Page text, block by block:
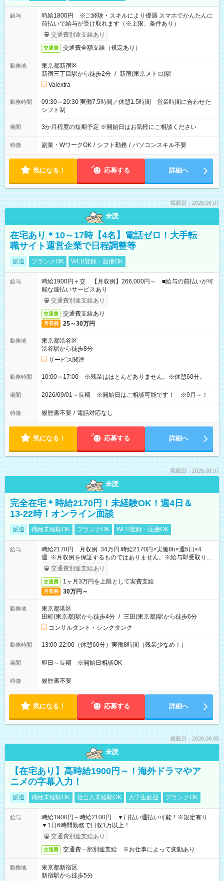
給与
時給1800円 ※ご経験・スキルにより優遇 スマホでかんたんに
前払いで給与が受け取れます（※上限、条件あり）
交通費別途支給あり
交通費 交通費全額支給（規定あり）
勤務地
東京都新宿区
新宿三丁目駅から徒歩2分 / 新宿(東京メトロ)駅
Valextra
勤務時間
09:30～20:30 実働7.5時間／休憩1.5時間 営業時間に合わせた
シフト制
期間 3か月程度の短期予定 ※開始日はお気軽にご相談ください
特徴 副業・WワークOK / シフト勤務 / パソコンスキル不要
気になる！ 応募する 詳細へ
掲載日：2026.08.07
未読
在宅あり＊10～17時【4名】電話ゼロ！大手転
職サイト運営企業で日程調整等
派遣 ブランクOK WEB登録・面接OK
給与
時給1900円＋交 【月収例】266,000円～ ■給与の前払いが可
能な速払いサービスあり
交通費別途支給あり
交通費 交通費支給あり
月収例 25～30万円
勤務地
東京都渋谷区
渋谷駅から徒歩8分
サービス関連
勤務時間 10:00～17:00 ※残業はほとんどありません。※休憩60分。
期間 2026/09/01～長期 ※開始日はご相談可能です！ ※9月～！
特徴 履歴書不要 / 電話対応なし
気になる！ 応募する 詳細へ
掲載日：2026.08.07
未読
完全在宅＊時給2170円！未経験OK！週4日＆
13-22時！オンライン面談
派遣 職種未経験OK ブランクOK WEB登録・面接OK
給与
時給2170円 月収例 34万円 時給2170円×実働8h×週5日×4
週 ※月収例を保証するものではありません。※給与即受取りサ
ービス利用可（利用条件有）
交通費別途支給あり
交通費 1ヶ月3万円を上限として実費支給
月収例 30万円～
勤務地
東京都港区
田町(東京都)駅から徒歩4分 / 三田(東京都)駅から徒歩6分
コンサルタント・シンクタンク
勤務時間 13:00-22:00（休憩60分）実働8時間（残業少なめ！）
期間 即日～長期 ※開始日相談OK
特徴 履歴書不要
気になる！ 応募する 詳細へ
掲載日：2026.08.05
未読
【在宅あり】高時給1900円～！海外ドラマやア
ニメの字幕入力！
派遣 職種未経験OK 社会人未経験OK 大学生歓迎 ブランクOK
給与
時給1900円～時給2100円 ▼日払い週払い可能！※規定有り
▼1日6時間勤務で日収1万以上！
交通費別途支給あり
交通費 交通費一部別途支給 ※お仕事によって変動あり
勤務地
東京都新宿区
新宿駅から徒歩5分